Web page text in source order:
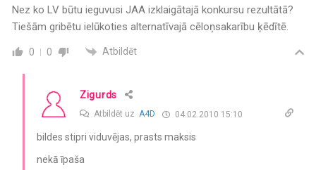
Nez ko LV būtu ieguvusi JAA izklaigātajā konkursu rezultātā?
Tiešām gribētu ielūkoties alternatīvajā cēloņsakarību ķēdītē.
0 0 Atbildēt
Zigurds
Atbildēt uz A4D 04.02.2010 15:10
bildes stipri viduvējas, prasts maksis
nekā īpaša